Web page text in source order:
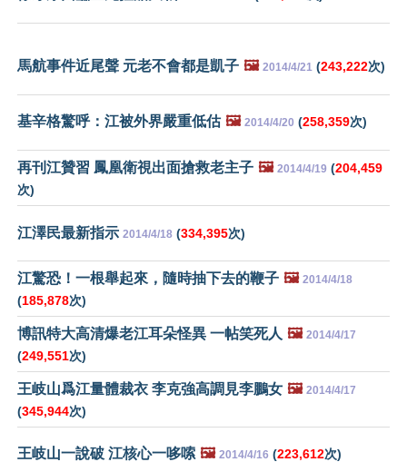
馬航事件近尾聲 元老不會都是凱子 🖼️ 2014/4/21 (243,222次)
基辛格驚呼：江被外界嚴重低估 🖼️ 2014/4/20 (258,359次)
再刊江贊習 鳳凰衛視出面搶救老主子 🖼️ 2014/4/19 (204,459
次)
江澤民最新指示 2014/4/18 (334,395次)
江驚恐！一根舉起來，隨時抽下去的鞭子 🖼️ 2014/4/18
(185,878次)
博訊特大高清爆老江耳朵怪異 一帖笑死人 🖼️ 2014/4/17
(249,551次)
王岐山爲江量體裁衣 李克強高調見李鵬女 🖼️ 2014/4/17
(345,944次)
王岐山一說破 江核心一哆嗦 🖼️ 2014/4/16 (223,612次)